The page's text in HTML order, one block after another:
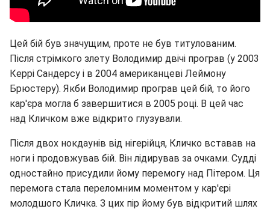
Цей бій був значущим, проте не був титулованим.
Після стрімкого злету Володимир двічі програв (у 2003
Керрі Сандерсу і в 2004 американцеві Леймону
Брюстеру). Якби Володимир програв цей бій, то його
кар'єра могла б завершитися в 2005 році. В цей час
над Кличком вже відкрито глузували.
Після двох нокдаунів від нігерійця, Кличко вставав на
ноги і продовжував бій. Він лідирував за очками. Судді
одностайно присудили йому перемогу над Пітером. Ця
перемога стала переломним моментом у кар'єрі
молодшого Кличка. З цих пір йому був відкритий шлях